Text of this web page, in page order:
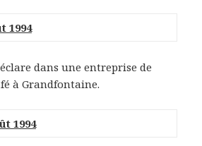
1994
dans une entreprise de
à Grandfontaine.
1994